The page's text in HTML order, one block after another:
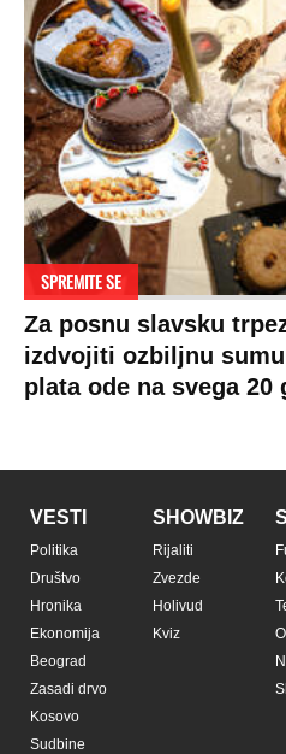
SPREMITE SE
Za posnu slavsku
izdvojiti ozbiljnu
plata ode na svega 20
VESTI
Politika
Društvo
Hronika
Ekonomija
Beograd
Zasadi drvo
Kosovo
Sudbine
SHOWBIZ
Rijaliti
Zvezde
Holivud
Kviz